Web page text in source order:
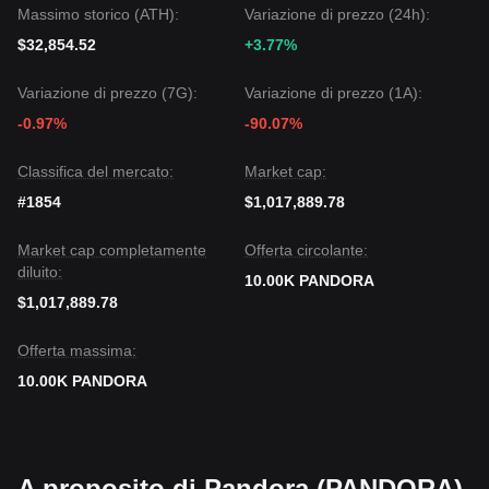
Massimo storico (ATH):
$32,854.52
Variazione di prezzo (24h):
+3.77%
Variazione di prezzo (7G):
-0.97%
Variazione di prezzo (1A):
-90.07%
Classifica del mercato:
#1854
Market cap:
$1,017,889.78
Market cap completamente
diluito:
$1,017,889.78
Offerta circolante:
10.00K PANDORA
Offerta massima:
10.00K PANDORA